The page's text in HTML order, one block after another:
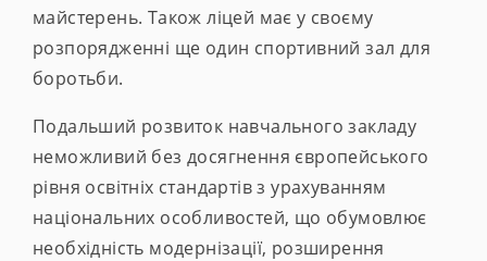
майстерень. Також ліцей має у своєму
розпорядженні ще один спортивний зал для
боротьби.
Подальший розвиток навчального закладу
неможливий без досягнення європейського
рівня освітніх стандартів з урахуванням
національних особливостей, що обумовлює
необхідність модернізації, розширення